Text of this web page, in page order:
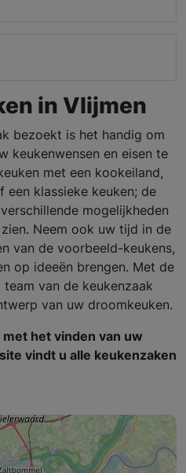
in Vlijmen
bezoekt is het handig om
keukenwensen en eisen te
met een kookeiland,
een klassieke keuken; de
mogelijkheden
Neem ook uw tijd in de
van de voorbeeld-keukens,
op ideeën brengen. Met de
van de keukenzaak
van uw droomkeuken.
het vinden van uw
vindt u alle keukenzaken